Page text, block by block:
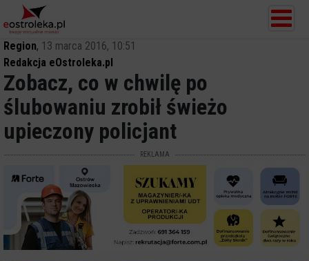
Region, 13 marca 2016, 10:51
Redakcja eOstroleka.pl
Zobacz, co w chwilę po
ślubowaniu zrobił świeżo
upieczony policjant
REKLAMA